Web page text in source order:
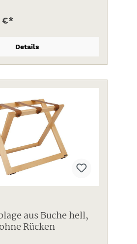
€*
Details
aus Buche hell,
ohne Rücken